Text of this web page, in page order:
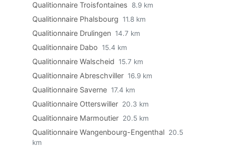
Qualitionnaire Troisfontaines 8.9 km
Qualitionnaire Phalsbourg 11.8 km
Qualitionnaire Drulingen 14.7 km
Qualitionnaire Dabo 15.4 km
Qualitionnaire Walscheid 15.7 km
Qualitionnaire Abreschviller 16.9 km
Qualitionnaire Saverne 17.4 km
Qualitionnaire Otterswiller 20.3 km
Qualitionnaire Marmoutier 20.5 km
Qualitionnaire Wangenbourg-Engenthal 20.5
km